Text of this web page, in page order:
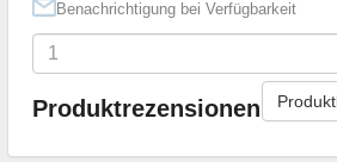
Benachrichtigung bei Verfügbarkeit
Produktrezensionen